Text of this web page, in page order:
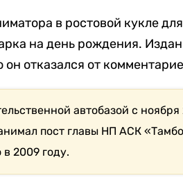
в ростовой кукле
на день рождения.
отказался от
автобазой с ноября
пост главы НП АСК
2009 году.